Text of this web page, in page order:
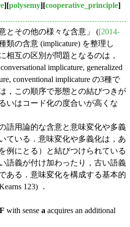
][polysemy][cooperative_principle]
とその他の様々な含意」 ([2014-
類の含意 (implicature) を整理し
相互の区別が問題となるのは，
implicature, generalized
conventional implicature の3種で
，この順序で形態との結びつきが
いはコード化の度合いが高くな
語用論的な含意と意味変化や多義
ている．意味変化や多義化は，あ
例にとる）と結びつけられている
語義が付け加わったり，古い語義
ある．意味変化を構成する基本的
123) ．
F with sense a acquires an additional